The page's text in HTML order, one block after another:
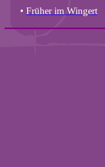
• Früher im Wingert